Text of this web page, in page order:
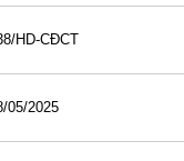
HD-CĐCT
05/2025